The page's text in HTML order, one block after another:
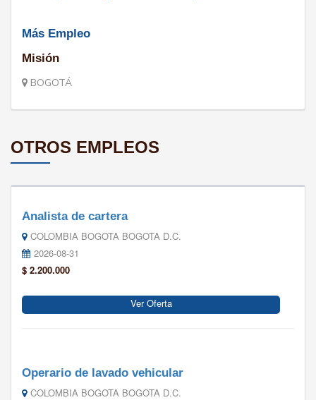
Más Empleo
Misión
BOGOTÁ
OTROS EMPLEOS
Analista de cartera
COLOMBIA BOGOTA BOGOTA D.C.
2026-08-31
$ 2.200.000
Ver Oferta
Operario de lavado vehicular
COLOMBIA BOGOTA BOGOTA D.C.